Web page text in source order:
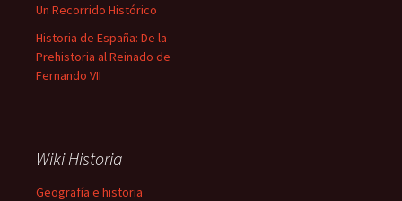
Un Recorrido Histórico
Historia de España: De la
Prehistoria al Reinado de
Fernando VII
Wiki Historia
Geografía e historia